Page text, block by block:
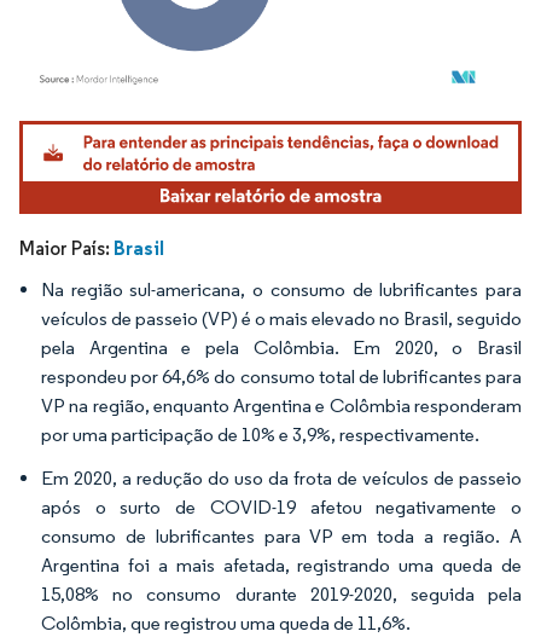
Imagem © Mordor Intelligence. O reuso requer atribuição conforme CC BY 4.0.
Maior País: Brasil
Na região sul-americana, o consumo de lubrificantes para
veículos de passeio (VP) é o mais elevado no Brasil, seguido
pela Argentina e pela Colômbia. Em 2020, o Brasil
respondeu por 64,6% do consumo total de lubrificantes para
VP na região, enquanto Argentina e Colômbia responderam
por uma participação de 10% e 3,9%, respectivamente.
Em 2020, a redução do uso da frota de veículos de passeio
após o surto de COVID-19 afetou negativamente o
consumo de lubrificantes para VP em toda a região. A
Argentina foi a mais afetada, registrando uma queda de
15,08% no consumo durante 2019-2020, seguida pela
Colômbia, que registrou uma queda de 11,6%.